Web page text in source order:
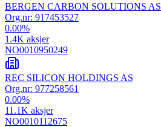
BERGEN CARBON SOLUTIONS AS
Org.nr: 917453527
0.00%
1.4K aksjer
NO0010950249
REC SILICON HOLDINGS AS
Org.nr: 977258561
0.00%
11.1K aksjer
NO0010112675